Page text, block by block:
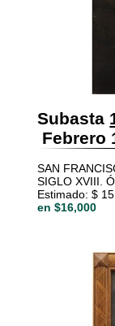
Subasta
Febrero
SAN
SIGLO XVIII.
Estimado: $
en $16,000